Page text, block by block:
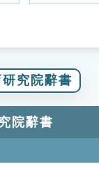
究院辭書
院辭書